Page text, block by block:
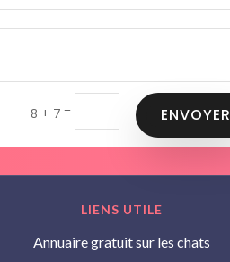
8 + 7= ENVOYER
LIENS UTILE
Annuaire gratuit sur les chats